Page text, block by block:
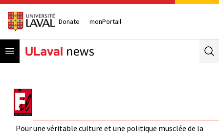
Donate monPortail
Open menu
Pour une véritable culture et une politique musclée de la